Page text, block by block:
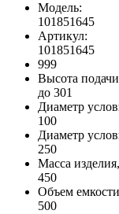
Модель:
101851645
Артикул:
101851645
999
Высота
до 301
Диаметр
100
Диаметр
250
Масса
450
Объем
500